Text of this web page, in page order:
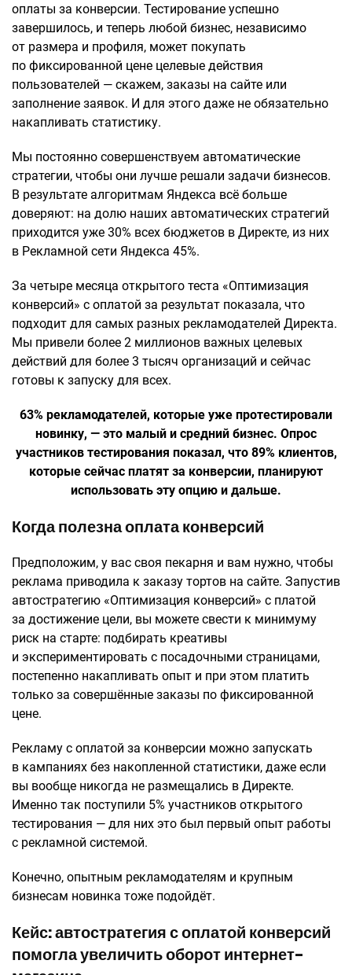
оплаты за конверсии. Тестирование успешно
завершилось, и теперь любой бизнес, независимо
от размера и профиля, может покупать
по фиксированной цене целевые действия
пользователей — скажем, заказы на сайте или
заполнение заявок. И для этого даже не обязательно
накапливать статистику.
Мы постоянно совершенствуем автоматические
стратегии, чтобы они лучше решали задачи бизнесов.
В результате алгоритмам Яндекса всё больше
доверяют: на долю наших автоматических стратегий
приходится уже 30% всех бюджетов в Директе, из них
в Рекламной сети Яндекса 45%.
За четыре месяца открытого теста «Оптимизация
конверсий» с оплатой за результат показала, что
подходит для самых разных рекламодателей Директа.
Мы привели более 2 миллионов важных целевых
действий для более 3 тысяч организаций и сейчас
готовы к запуску для всех.
63% рекламодателей, которые уже протестировали
новинку, — это малый и средний бизнес. Опрос
участников тестирования показал, что 89% клиентов,
которые сейчас платят за конверсии, планируют
использовать эту опцию и дальше.
Когда полезна оплата конверсий
Предположим, у вас своя пекарня и вам нужно, чтобы
реклама приводила к заказу тортов на сайте. Запустив
автостратегию «Оптимизация конверсий» с платой
за достижение цели, вы можете свести к минимуму
риск на старте: подбирать креативы
и экспериментировать с посадочными страницами,
постепенно накапливать опыт и при этом платить
только за совершённые заказы по фиксированной
цене.
Рекламу с оплатой за конверсии можно запускать
в кампаниях без накопленной статистики, даже если
вы вообще никогда не размещались в Директе.
Именно так поступили 5% участников открытого
тестирования — для них это был первый опыт работы
с рекламной системой.
Конечно, опытным рекламодателям и крупным
бизнесам новинка тоже подойдёт.
Кейс: автостратегия с оплатой конверсий
помогла увеличить оборот интернет-